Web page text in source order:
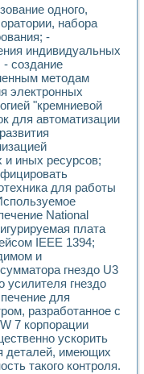
одного,
набора
-
индивидуальных
создание
методам
электронных
"кремниевой
для автоматизации
и иных ресурсов;
для работы
National
плата
IEEE 1394;
и
гнездо U3
усилителя гнездо
для
разработанное с
7 корпорации
ускорить
деталей, имеющих
такого контроля.